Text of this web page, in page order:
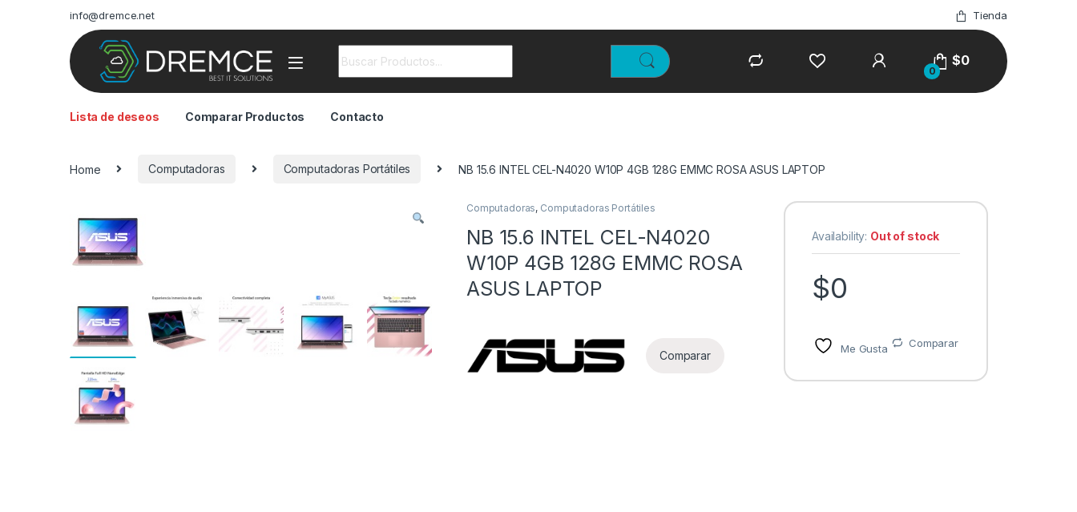
info@dremce.net Tienda
0
$0
Lista de deseos Comparar Productos Contacto
Home Computadoras Computadoras Portátiles NB 15.6 INTEL CEL-N4020 W10P 4GB 128G EMMC ROSA ASUS LAPTOP
Computadoras, Computadoras Portátiles
NB 15.6 INTEL CEL-N4020
W10P 4GB 128G EMMC ROSA
ASUS LAPTOP
Comparar
Availability: Out of stock
$0
Me Gusta Comparar